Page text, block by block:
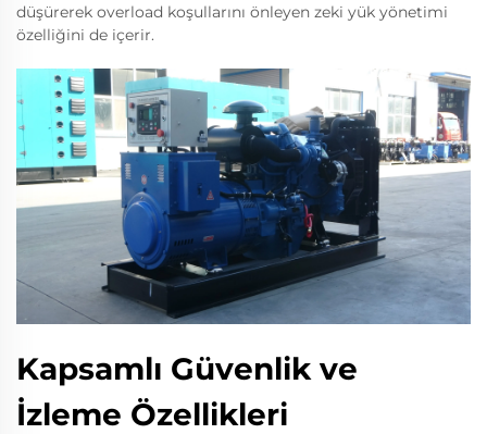
düşürerek overload koşullarını önleyen zeki yük yönetimi
özelliğini de içerir.
Kapsamlı Güvenlik ve
İzleme Özellikleri